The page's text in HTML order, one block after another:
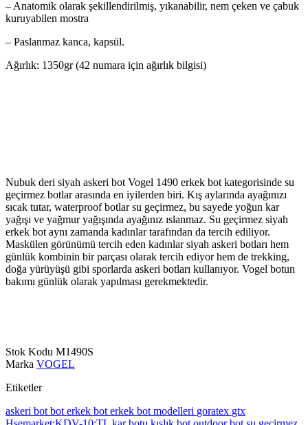
– Anatomik olarak şekillendirilmiş, yıkanabilir, nem çeken ve çabuk
kuruyabilen mostra
– Paslanmaz kanca, kapsül.
Ağırlık: 1350gr (42 numara için ağırlık bilgisi)
Nubuk deri siyah askeri bot Vogel 1490 erkek bot kategorisinde su
geçirmez botlar arasında en iyilerden biri. Kış aylarında ayağınızı
sıcak tutar, waterproof botlar su geçirmez, bu sayede yoğun kar
yağışı ve yağmur yağışında ayağınız ıslanmaz. Su geçirmez siyah
erkek bot aynı zamanda kadınlar tarafından da tercih ediliyor.
Maskülen görünümü tercih eden kadınlar siyah askeri botları hem
günlük kombinin bir parçası olarak tercih ediyor hem de trekking,
doğa yürüyüşü gibi sporlarda askeri botları kullanıyor. Vogel botun
bakımı günlük olarak yapılması gerekmektedir.
Stok Kodu M1490S
Marka VOGEL
Etiketler
askeri botboterkek boterkek bot modelleri goratex gtx